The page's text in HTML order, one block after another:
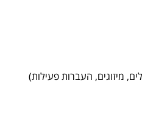
מיזוגים, העברות פעילות)